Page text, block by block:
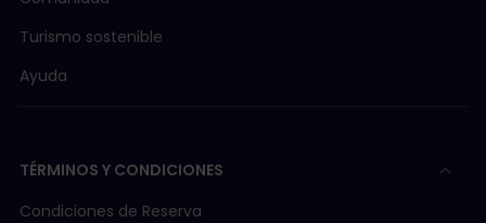
Turismo sostenible
Ayuda
TÉRMINOS Y CONDICIONES
Condiciones de Reserva